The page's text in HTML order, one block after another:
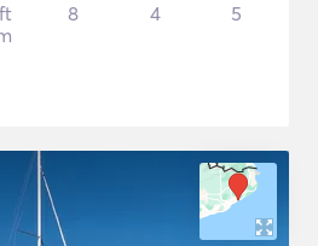
8 4 5